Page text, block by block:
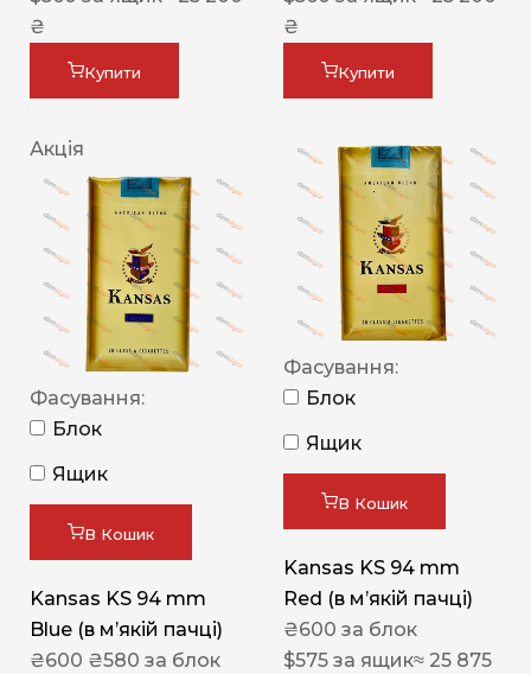
₴
Купити
₴
Купити
Акція
Фасування:
Блок
Ящик
В Кошик
Kansas KS 94 mm
Blue (в мʼякій пачці)
₴600 ₴580 за блок
Фасування:
Блок
Ящик
В Кошик
Kansas KS 94 mm
Red (в мʼякій пачці)
₴600 за блок
$575 за ящик≈ 25 875